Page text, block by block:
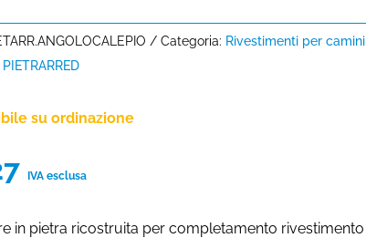
Categoria: Rivestimenti per camini
PIETRARRED
su ordinazione
IVA esclusa
in pietra ricostruita per completamento rivestimento